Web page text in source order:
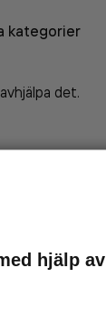
kategorier
det.
hjälp av